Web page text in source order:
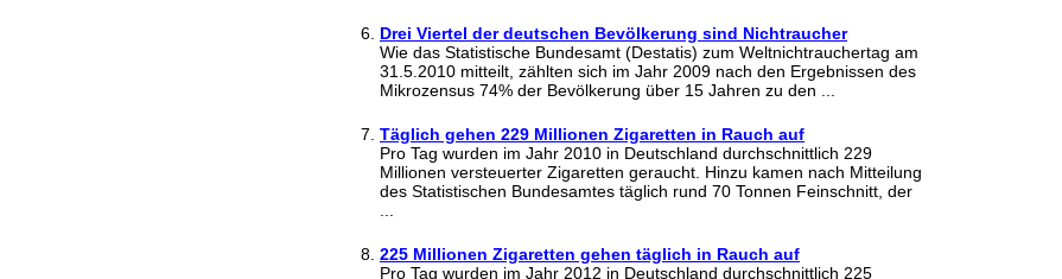
Drei Viertel der deutschen Bevölkerung sind Nichtraucher
Wie das Statistische Bundesamt (Destatis) zum Weltnichtrauchertag am
31.5.2010 mitteilt, zählten sich im Jahr 2009 nach den Ergebnissen des
Mikrozensus 74% der Bevölkerung über 15 Jahren zu den ...
Täglich gehen 229 Millionen Zigaretten in Rauch auf
Pro Tag wurden im Jahr 2010 in Deutschland durchschnittlich 229
Millionen versteuerter Zigaretten geraucht. Hinzu kamen nach Mitteilung
des Statistischen Bundesamtes täglich rund 70 Tonnen Feinschnitt, der
225 Millionen Zigaretten gehen täglich in Rauch auf
Pro Tag wurden im Jahr 2012 in Deutschland durchschnittlich 225